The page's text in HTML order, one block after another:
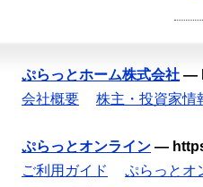
ぷらっとホーム株式会社 —
会社概要
株主・投資家情
ぷらっとオンライン —
ご利用ガイド
ぷらっとオ